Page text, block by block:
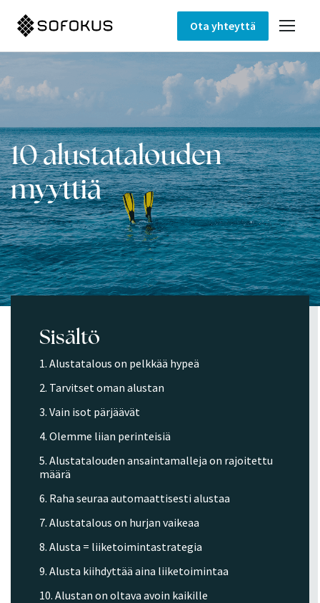
Ota yhteyttä
10 alustatalouden
myyttiä
Sisältö
1. Alustatalous on pelkkää hypeä
2. Tarvitset oman alustan
3. Vain isot pärjäävät
4. Olemme liian perinteisiä
5. Alustatalouden ansaintamalleja on rajoitettu
määrä
6. Raha seuraa automaattisesti alustaa
7. Alustatalous on hurjan vaikeaa
8. Alusta = liiketoimintastrategia
9. Alusta kiihdyttää aina liiketoimintaa
10. Alustan on oltava avoin kaikille